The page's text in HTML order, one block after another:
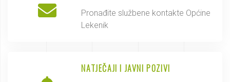
Pronađite službene kontakte Općine
Lekenik
NATJEČAJI I JAVNI POZIVI